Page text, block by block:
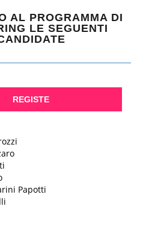
AL PROGRAMMA DI
LE SEGUENTI
REGISTE
Papotti